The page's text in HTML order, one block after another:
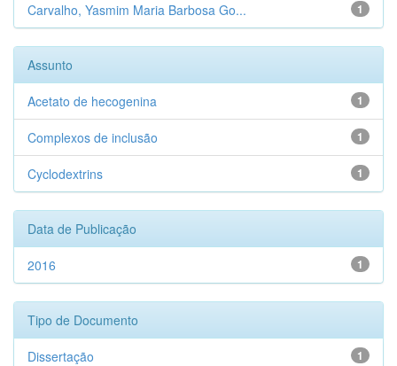
1
Carvalho, Yasmim Maria Barbosa Go...
Assunto
1
Acetato de hecogenina
1
Complexos de inclusão
1
Cyclodextrins
Data de Publicação
1
2016
Tipo de Documento
1
Dissertação